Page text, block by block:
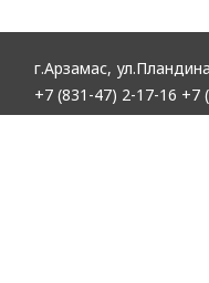
г.Арзамас,
+7 (831-47) 2-17-16 +7